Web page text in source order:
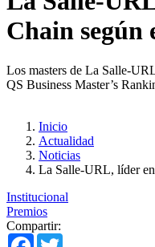
Chain según
Los masters de La Salle-
QS Business Master’s
Inicio
Actualidad
Noticias
La Salle-URL, líder
Institucional
Premios
Compartir:
Facebook